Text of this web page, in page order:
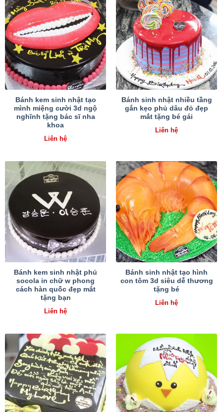
Bánh kem sinh nhật tạo
mình miệng cười 3d ngộ
nghĩnh tặng bác sĩ nha
khoa
Liên hệ
Bánh sinh nhật nhiều tầng
gắn kẹo phủ dâu đỏ đẹp
mắt tặng bé gái
Liên hệ
Bánh kem sinh nhật phủ
socola in chữ w phong
cách hàn quốc đẹp mắt
tặng bạn
Liên hệ
Bánh sinh nhật tạo hình
con tôm 3d siêu dễ thương
tặng bé
Liên hệ